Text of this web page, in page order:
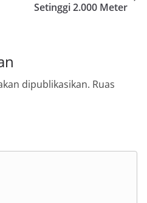
Setinggi 2.000 Meter
dipublikasikan. Ruas